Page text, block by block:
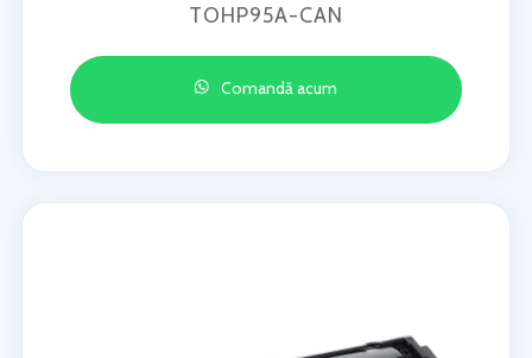
TOHP95A-CAN
Comandă acum